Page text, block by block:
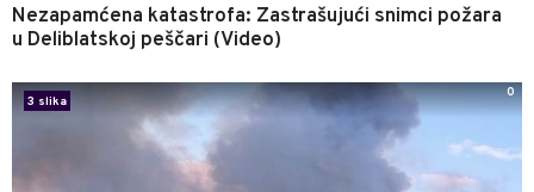
Nezapamćena katastrofa: Zastrašujući snimci požara
u Deliblatskoj peščari (Video)
3 slika
0